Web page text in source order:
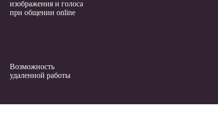
изображения и голоса
при общении online
Возможность
удаленной работы